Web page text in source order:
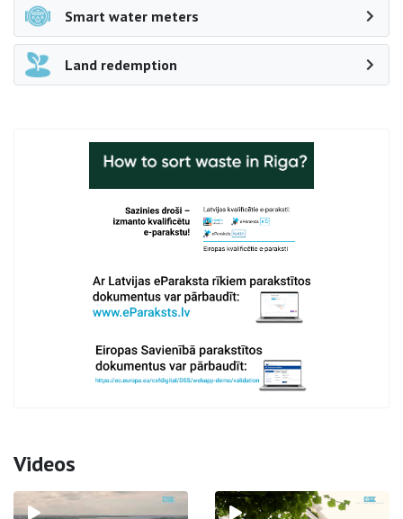
Smart water meters
Land redemption
Videos